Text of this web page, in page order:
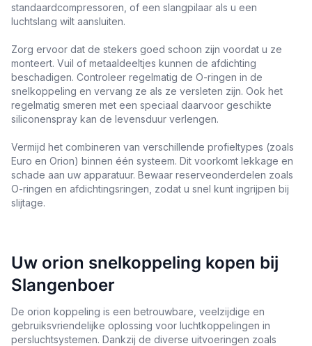
standaardcompressoren, of een slangpilaar als u een
luchtslang wilt aansluiten.
Zorg ervoor dat de stekers goed schoon zijn voordat u ze
monteert. Vuil of metaaldeeltjes kunnen de afdichting
beschadigen. Controleer regelmatig de O-ringen in de
snelkoppeling en vervang ze als ze versleten zijn. Ook het
regelmatig smeren met een speciaal daarvoor geschikte
siliconenspray kan de levensduur verlengen.
Vermijd het combineren van verschillende profieltypes (zoals
Euro en Orion) binnen één systeem. Dit voorkomt lekkage en
schade aan uw apparatuur. Bewaar reserveonderdelen zoals
O-ringen en afdichtingsringen, zodat u snel kunt ingrijpen bij
slijtage.
Uw orion snelkoppeling kopen bij
Slangenboer
De orion koppeling is een betrouwbare, veelzijdige en
gebruiksvriendelijke oplossing voor luchtkoppelingen in
persluchtsystemen. Dankzij de diverse uitvoeringen zoals